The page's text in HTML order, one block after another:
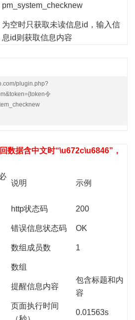
pm_system_checknew
为空时只获取未读信息id，输入信
息id则获取信息内容
plugin.php?
令
数据含中文时“\u672c\u6846”，
说明 示例
http状态码 200
错误信息状态码 OK
数组成员数 1
数组
提醒信息内容
包含标题和内
容
页面执行时间
0.01563s